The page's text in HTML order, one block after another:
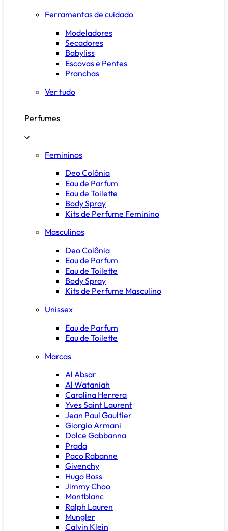
Ferramentas de cuidado
Modeladores
Secadores
Babyliss
Escovas e Pentes
Pranchas
Ver tudo
Perfumes
Femininos
Deo Colônia
Eau de Parfum
Eau de Toilette
Body Spray
Kits de Perfume Feminino
Masculinos
Deo Colônia
Eau de Parfum
Eau de Toilette
Body Spray
Kits de Perfume Masculino
Unissex
Eau de Parfum
Eau de Toilette
Marcas
Al Absar
Al Wataniah
Carolina Herrera
Yves Saint Laurent
Jean Paul Gaultier
Giorgio Armani
Dolce Gabbanna
Prada
Paco Rabanne
Givenchy
Hugo Boss
Jimmy Choo
Montblanc
Ralph Lauren
Mungler
Calvin Klein